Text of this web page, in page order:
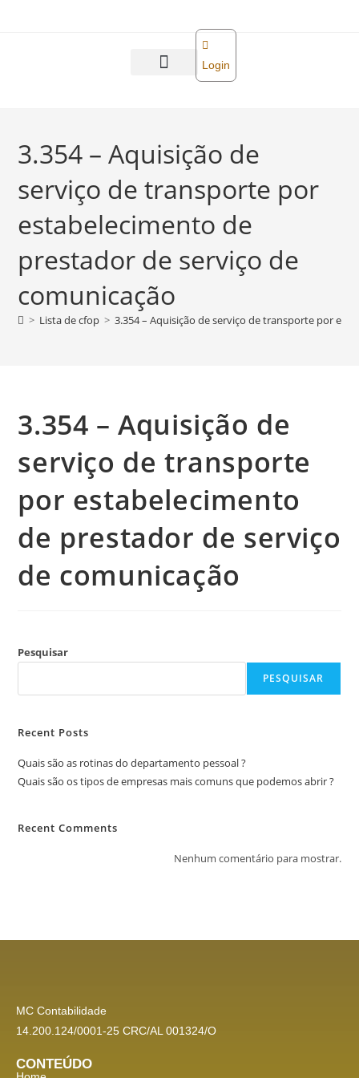
Login
3.354 – Aquisição de
serviço de transporte por
estabelecimento de
prestador de serviço de
comunicação
> Lista de cfop > 3.354 – Aquisição de serviço de transporte por
3.354 – Aquisição de
serviço de transporte
por estabelecimento
de prestador de serviço
de comunicação
Pesquisar
PESQUISAR
Recent Posts
Quais são as rotinas do departamento pessoal ?
Quais são os tipos de empresas mais comuns que podemos abrir ?
Recent Comments
Nenhum comentário para mostrar.
MC Contabilidade
14.200.124/0001-25 CRC/AL 001324/O
CONTEÚDO